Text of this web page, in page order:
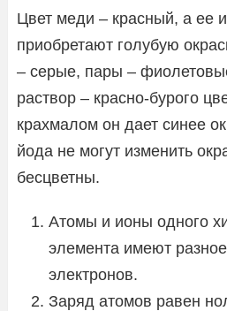
Цвет меди – красный, а ее
приобретают голубую
– серые, пары –
раствор – красно-бурого
крахмалом он дает синее
йода не могут изменить
бесцветны.
Атомы и ионы одного
элемента имеют
электронов.
Заряд атомов равен